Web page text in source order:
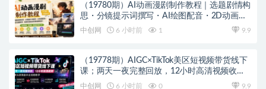
（19780期）AI动画漫剧制作教程｜选题剧情构
思・分镜提示词撰写・AI绘图配音・2D动画制
作・剪映实操完成完整漫剧成片
中创网 6 小时前 1 9.9
（19778期）AIGC×TikTok美区短视频带货线下
课；两天一夜完整回放，12小时高清视频收录
头部操盘手全流程教学
中创网 6 小时前 0 9.9